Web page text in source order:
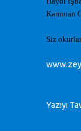
Kamuran
Siz
Yazıyı